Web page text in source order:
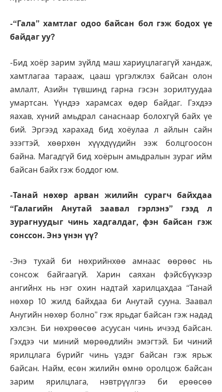
-“Гала” хамтлаг одоо байсан бол гэж бодох үе
байдаг уу?
-Бид хоёр зарим зүйлд маш хариуцлагагүй хандаж,
хамтлагаа тарааж, цааш үргэлжлэх байсан олон
амлалт, Азийн түвшинд гарна гэсэн зорилтуудаа
умартсан. Үүндээ харамсах өдөр байдаг. Гэхдээ
яахав, хүний амьдрал санаснаар болохгүй байх үе
бий. Эргээд харахад бид хоёулаа л айлын сайн
эзэгтэй, хөөрхөн хүүхдүүдийн ээж болцгоосон
байна. Магадгүй бид хоёрын амьдралын зураг ийм
байсан байх гэж боддог юм.
-Танай нөхөр арван жилийн сурагч байхдаа
“Галагийн Анутай заавал гэрлэнэ” гээд л
зурагнуудыг чинь хадгалдаг, фэн байсан гэж
сонссон. Энэ үнэн үү?
-Энэ тухай би нөхрийнхөө амнаас өөрөөс нь
сонсож байгаагүй. Харин саяхан фэйсбүүкээр
ангийнх нь нэг охин надтай харилцахдаа “Танай
нөхөр 10 жилд байхдаа би Анутай сууна. Заавал
Анугийн нөхөр болно” гэж ярьдаг байсан гэж надад
хэлсэн. Би нөхрөөсөө асуусан чинь ичээд байсан.
Гэхдээ чи миний мөрөөдлийн эмэгтэй. Би чиний
ярилцлага бүрийг чинь үздэг байсан гэж ярьж
байсан. Найм, есөн жилийн өмнө оролцож байсан
зарим ярилцлага, нэвтрүүлгээ би ерөөсөө